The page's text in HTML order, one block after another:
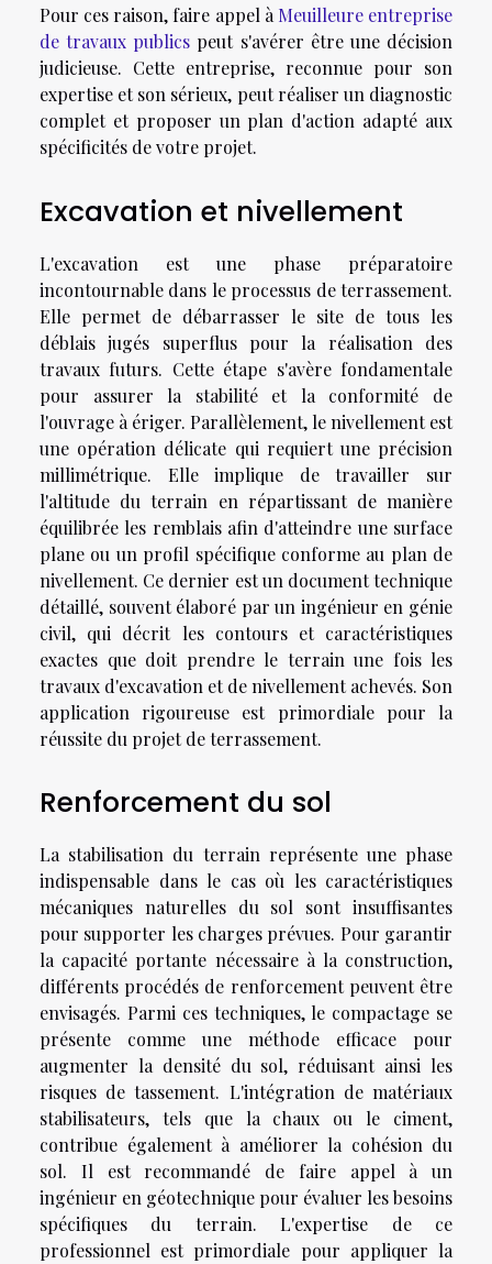
Pour ces raison, faire appel à Meuilleure entreprise
de travaux publics peut s'avérer être une décision
judicieuse. Cette entreprise, reconnue pour son
expertise et son sérieux, peut réaliser un diagnostic
complet et proposer un plan d'action adapté aux
spécificités de votre projet.
Excavation et nivellement
L'excavation est une phase préparatoire
incontournable dans le processus de terrassement.
Elle permet de débarrasser le site de tous les
déblais jugés superflus pour la réalisation des
travaux futurs. Cette étape s'avère fondamentale
pour assurer la stabilité et la conformité de
l'ouvrage à ériger. Parallèlement, le nivellement est
une opération délicate qui requiert une précision
millimétrique. Elle implique de travailler sur
l'altitude du terrain en répartissant de manière
équilibrée les remblais afin d'atteindre une surface
plane ou un profil spécifique conforme au plan de
nivellement. Ce dernier est un document technique
détaillé, souvent élaboré par un ingénieur en génie
civil, qui décrit les contours et caractéristiques
exactes que doit prendre le terrain une fois les
travaux d'excavation et de nivellement achevés. Son
application rigoureuse est primordiale pour la
réussite du projet de terrassement.
Renforcement du sol
La stabilisation du terrain représente une phase
indispensable dans le cas où les caractéristiques
mécaniques naturelles du sol sont insuffisantes
pour supporter les charges prévues. Pour garantir
la capacité portante nécessaire à la construction,
différents procédés de renforcement peuvent être
envisagés. Parmi ces techniques, le compactage se
présente comme une méthode efficace pour
augmenter la densité du sol, réduisant ainsi les
risques de tassement. L'intégration de matériaux
stabilisateurs, tels que la chaux ou le ciment,
contribue également à améliorer la cohésion du
sol. Il est recommandé de faire appel à un
ingénieur en géotechnique pour évaluer les besoins
spécifiques du terrain. L'expertise de ce
professionnel est primordiale pour appliquer la